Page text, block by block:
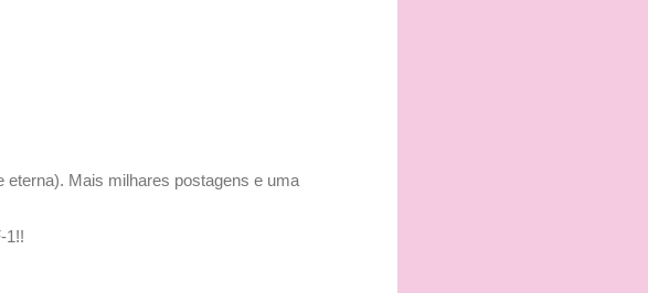
Mais milhares postagens e uma
1!!